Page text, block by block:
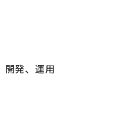
開発、運用